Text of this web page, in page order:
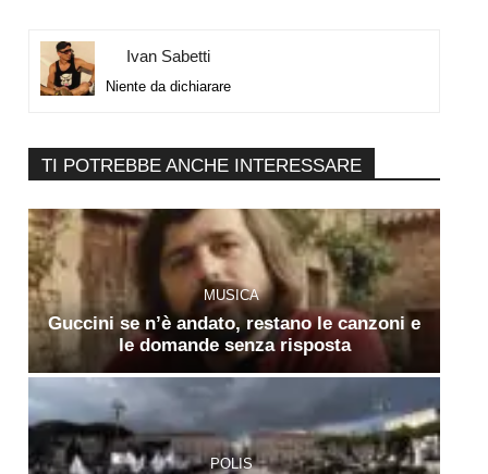
Ivan Sabetti
Niente da dichiarare
TI POTREBBE ANCHE INTERESSARE
MUSICA
Guccini se n’è andato, restano le canzoni e
le domande senza risposta
POLIS